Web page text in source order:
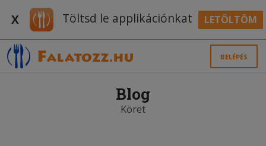
X Töltsd le applikációnkat LETÖLTÖM
BELÉPÉS
Blog
Köret